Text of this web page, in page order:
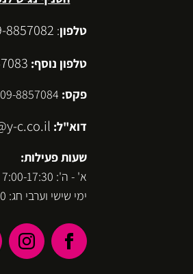
טלפון:
8857082
טלפון נוסף:
פקס:
דוא"ל: c.co.il
שעות פעילות:
א' - ה': 7:00-17:30
ימי שישי וערבי חג: 8:00-12:30